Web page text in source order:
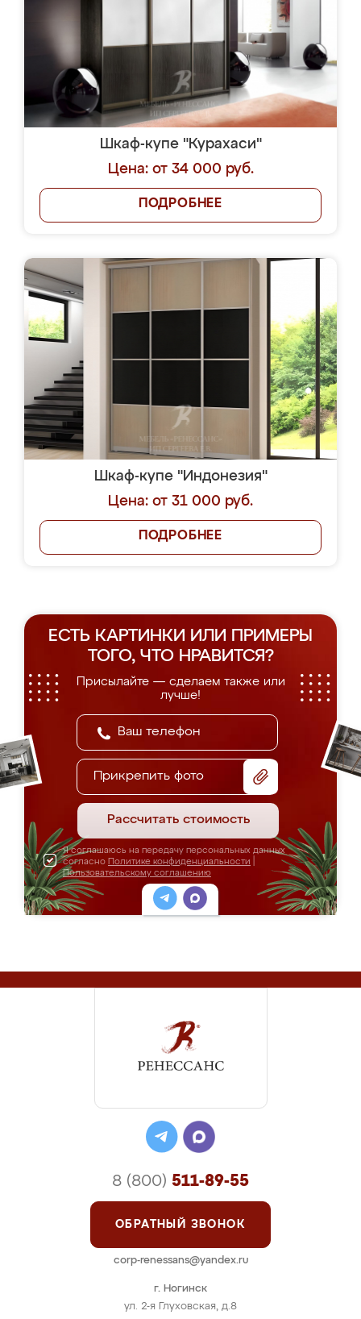
Шкаф-купе "Курахаси"
Цена: от 34 000 руб.
ПОДРОБНЕЕ
Шкаф-купе "Индонезия"
Цена: от 31 000 руб.
ПОДРОБНЕЕ
ЕСТЬ КАРТИНКИ ИЛИ ПРИМЕРЫ
ТОГО, ЧТО НРАВИТСЯ?
Присылайте — сделаем также или
лучше!
Прикрепить фото
Рассчитать стоимость
Я соглашаюсь на передачу персональных данных
согласно Политике конфиденциальности
Пользовательскому соглашению
г. Ногинск
ул. 2-я Глуховская, д.8
8 (800) 511-89-55
ОБРАТНЫЙ ЗВОНОК
corp-renessans@yandex.ru